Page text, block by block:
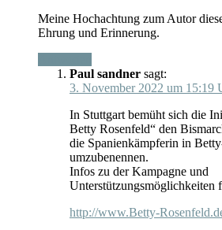
Meine Hochachtung zum Autor
Ehrung und Erinnerung.
Paul sandner sagt:
3. November 2022 um 15:19
In Stuttgart bemüht sich die
Betty Rosenfeld“ den
die Spanienkämpferin in
umzubenennen.
Infos zu der Kampagne und
Unterstützungsmöglichkeiten
http://www.Betty-